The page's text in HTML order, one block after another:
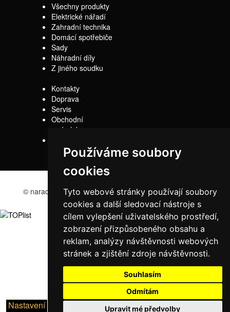
Používáme soubory
cookies
Tyto webové stránky používají soubory
cookies a další sledovací nástroje s
cílem vylepšení uživatelského prostředí,
zobrazení přizpůsobeného obsahu a
reklam, analýzy návštěvnosti webových
stránek a zjištění zdroje návštěvnosti.
Souhlasím
Odmítám
Upravit mé předvolby
Nastavení
Všechny produkty
Elektrické nářadí
Zahradní technika
Domácí spotřebiče
Sady
Náhradní díly
Z jiného soudku
Kontakty
Doprava
Servis
Obchodní
podmínky
© naradi-bd.cz 2016